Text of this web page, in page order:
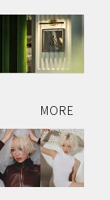
MORE